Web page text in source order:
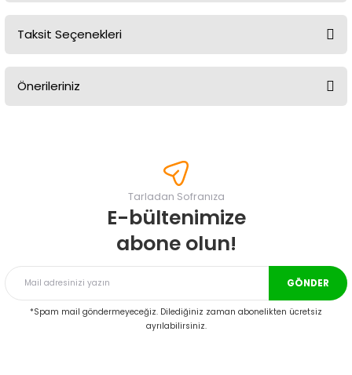
Taksit Seçenekleri
Önerileriniz
Görüş ve önerileriniz için teşekkür ederiz.
Ürün resmi kalitesiz, bozuk veya görüntülenemiyor.
Ürün bilgilerinde hatalar bulunuyor.
Bu ürüne benzer farklı alternatifler olmalı.
Tarladan Sofranıza
E-bültenimize
abone olun!
GÖNDER
*Spam mail göndermeyeceğiz. Dilediğiniz zaman abonelikten ücretsiz
ayrılabilirsiniz.